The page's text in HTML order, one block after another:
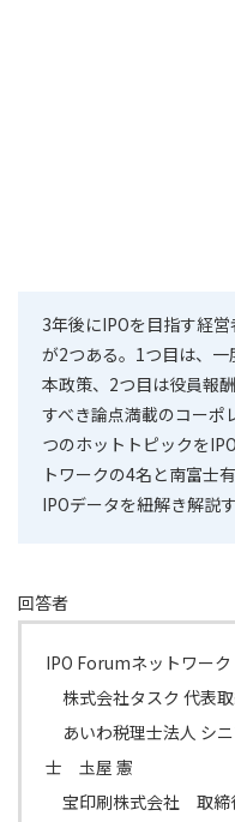
3年後にIPOを目指す経
が2つある。1つ目は、
本政策、2つ目は役員報
すべき論点満載のコーポ
つのホットトピックを
トワークの4名と南富士
IPOデータを紐解き解説す
回答者
IPO Forumネットワーク
株式会社タスク 代表
あいわ税理士法人 シ
士 圡屋 憲
宝印刷株式会社 取締